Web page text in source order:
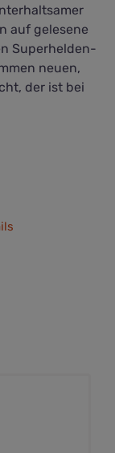
auf gelesene
Superhelden-
neuen,
der ist bei